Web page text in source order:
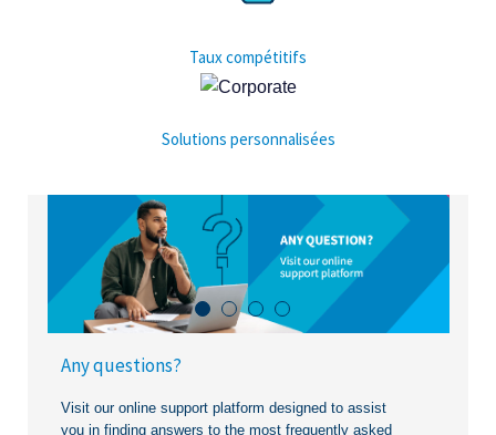
Taux compétitifs
Solutions personnalisées
Any questions?
Visit our online support platform designed to assist
you in finding answers to the most frequently asked
Liven Vencatasamy